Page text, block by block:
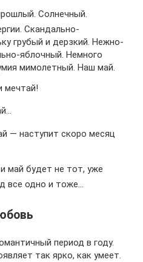
Солнечный.
Скандально-
грубый и дерзкий. Нежно-
яблочный. Немного
мимолетный. Наш май.
мечтай!
— наступит скоро месяц
май будет не тот, уже
все одно и тоже…
период в году.
так ярко, как умеет.